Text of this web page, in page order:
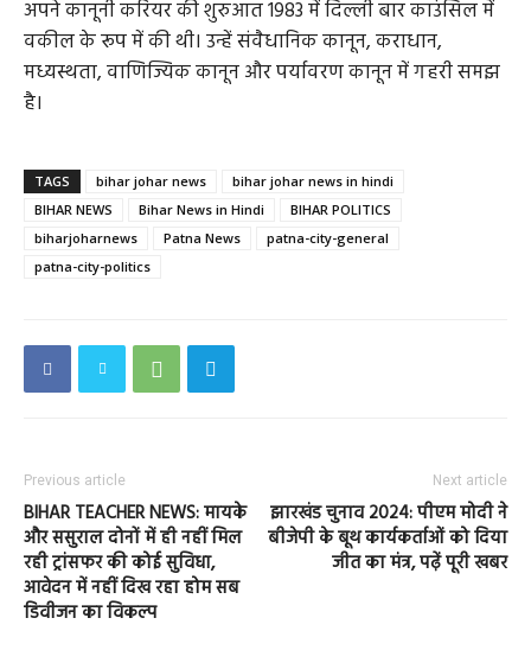
अपने कानूनी करियर की शुरुआत 1983 में दिल्ली बार काउंसिल में
वकील के रूप में की थी। उन्हें संवैधानिक कानून, कराधान,
मध्यस्थता, वाणिज्यिक कानून और पर्यावरण कानून में गहरी समझ
है।
TAGS bihar johar news
bihar johar news in hindi
BIHAR NEWS
Bihar News in Hindi
BIHAR POLITICS
biharjoharnews
Patna News
patna-city-general
patna-city-politics
Previous article
BIHAR TEACHER NEWS: मायके
और ससुराल दोनों में ही नहीं मिल
रही ट्रांसफर की कोई सुविधा,
आवेदन में नहीं दिख रहा होम सब
डिवीजन का विकल्प
Next article
झारखंड चुनाव 2024: पीएम मोदी ने
बीजेपी के बूथ कार्यकर्ताओं को दिया
जीत का मंत्र, पढ़ें पूरी खबर